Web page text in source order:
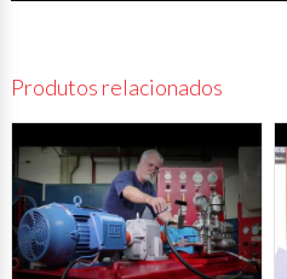
Produtos relacionados